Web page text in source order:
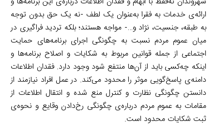
ارائه‌ی خدمات به فقرا به‌عنوان یک لطف -نه یک حق بدون توجه
به طبقه، جنسیت، نژاد و…- مواجه هستند؛ بلکه تردید فراگیری در
میان عموم مردم نسبت به چگونگی اجرای برنامه‌های حمایت
اجتماعی از جمله قوانین مربوط به شکایات و اصلاح برنامه‌ها و
اینکه چه‌کسی باید از آن‌ها منتفع شود وجود دارد. فقدان اطلاعات
دامنه‌ی پاسخ‌گویی موثر را محدود می‌کند. در عمل افراد نیازمند از
دانستن چگونگی نظارت و کنترل منع شده و انتقال اطلاعات از
مقامات به عموم مردم درباره‌ی چگونگی رخ‌دادن وقایع و نحوه‌ی
ثبت شکایات محدود است.